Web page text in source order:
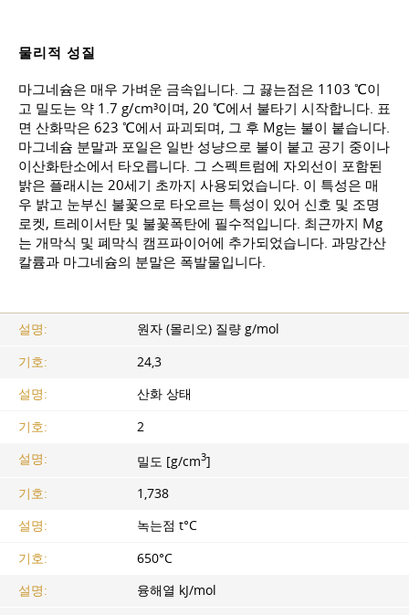
물리적 성질
마그네슘은 매우 가벼운 금속입니다. 그 끓는점은 1103 ℃이
고 밀도는 약 1.7 g/cm³이며, 20 ℃에서 불타기 시작합니다. 표
면 산화막은 623 ℃에서 파괴되며, 그 후 Mg는 불이 붙습니다.
마그네슘 분말과 포일은 일반 성냥으로 불이 붙고 공기 중이나
이산화탄소에서 타오릅니다. 그 스펙트럼에 자외선이 포함된
밝은 플래시는 20세기 초까지 사용되었습니다. 이 특성은 매
우 밝고 눈부신 불꽃으로 타오르는 특성이 있어 신호 및 조명
로켓, 트레이서탄 및 불꽃폭탄에 필수적입니다. 최근까지 Mg
는 개막식 및 폐막식 캠프파이어에 추가되었습니다. 과망간산
칼륨과 마그네슘의 분말은 폭발물입니다.
설명:
원자 (몰리오) 질량 g/mol
기호:
24,3
설명:
산화 상태
기호:
2
설명:
밀도 [g/cm3]
기호:
1,738
설명:
녹는점 t°C
기호:
650°C
설명:
융해열 kJ/mol